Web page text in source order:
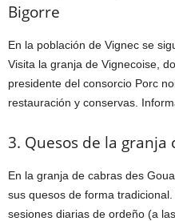
Bigorre
En la población de Vignec se
Visita la granja de Vignecoise,
presidente del consorcio Porc
restauración y conservas.
3. Quesos de la
En la granja de cabras des
sus quesos de forma
sesiones diarias de ordeño (a